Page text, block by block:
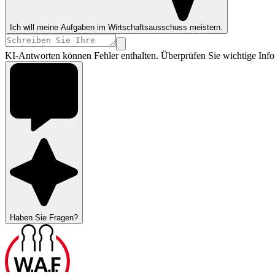
Ich will meine Aufgaben im Wirtschaftsausschuss meistern.
KI-Antworten können Fehler enthalten. Überprüfen Sie wichtige
Haben Sie Fragen?